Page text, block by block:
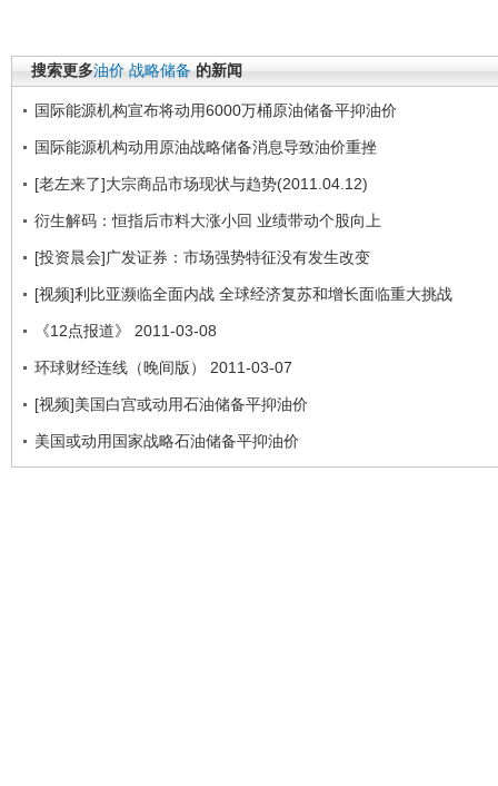
搜索更多油价 战略储备 的新闻
国际能源机构宣布将动用6000万桶原油储备平抑油价
国际能源机构动用原油战略储备消息导致油价重挫
[老左来了]大宗商品市场现状与趋势(2011.04.12)
衍生解码：恒指后市料大涨小回 业绩带动个股向上
[投资晨会]广发证券：市场强势特征没有发生改变
[视频]利比亚濒临全面内战 全球经济复苏和增长面临重大挑战
《12点报道》 2011-03-08
环球财经连线（晚间版） 2011-03-07
[视频]美国白宫或动用石油储备平抑油价
美国或动用国家战略石油储备平抑油价